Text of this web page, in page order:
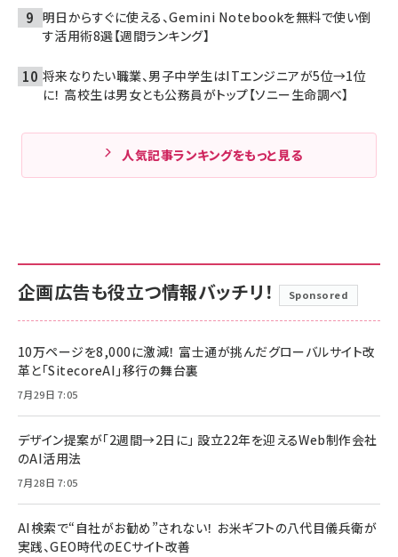
明日からすぐに使える、Gemini Notebookを無料で使い倒
す活用術8選【週間ランキング】
将来なりたい職業、男子中学生はITエンジニアが5位→1位
に！ 高校生は男女とも公務員がトップ【ソニー生命調べ】
人気記事ランキングをもっと見る
企画広告も役立つ情報バッチリ！ Sponsored
10万ページを8,000に激減！ 富士通が挑んだグローバルサイト改
革と「SitecoreAI」移行の舞台裏
7月29日 7:05
デザイン提案が「2週間→2日に」 設立22年を迎えるWeb制作会社
のAI活用法
7月28日 7:05
AI検索で“自社がお勧め”されない！ お米ギフトの八代目儀兵衛が
実践、GEO時代のECサイト改善